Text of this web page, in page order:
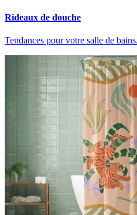
Rideaux de douche
Tendances pour votre salle de bains.